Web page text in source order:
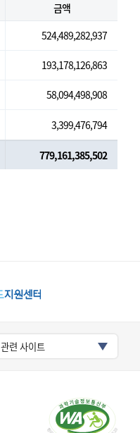
금액
524,489,282,937
193,178,126,863
58,094,498,908
3,399,476,794
779,161,385,502
관련 사이트